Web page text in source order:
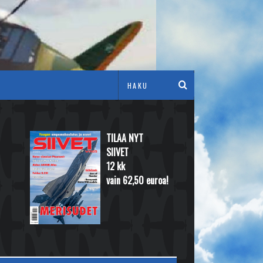
TILAA NYT
SIIVET
12 kk
vain 62,50 euroa!